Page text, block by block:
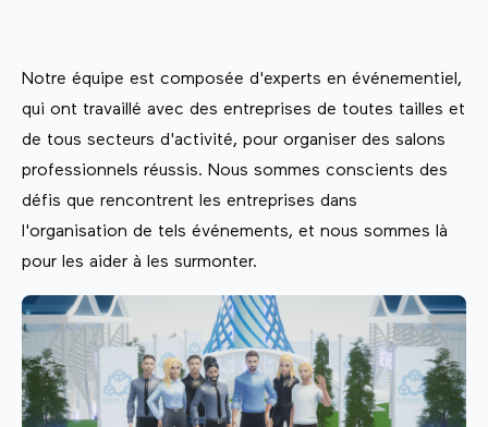
Notre équipe est composée d'experts en événementiel,
qui ont travaillé avec des entreprises de toutes tailles et
de tous secteurs d'activité, pour organiser des salons
professionnels réussis. Nous sommes conscients des
défis que rencontrent les entreprises dans
l'organisation de tels événements, et nous sommes là
pour les aider à les surmonter.